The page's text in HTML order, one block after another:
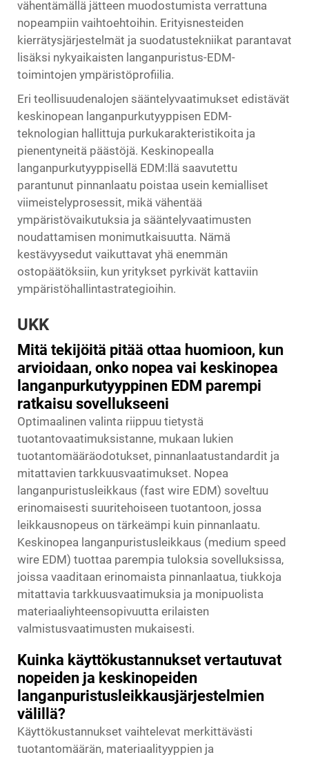
vähentämällä jätteen muodostumista verrattuna
nopeampiin vaihtoehtoihin. Erityisnesteiden
kierrätysjärjestelmät ja suodatustekniikat parantavat
lisäksi nykyaikaisten langanpuristus-EDM-
toimintojen ympäristöprofiilia.
Eri teollisuudenalojen sääntelyvaatimukset edistävät
keskinopean langanpurkutyyppisen EDM-
teknologian hallittuja purkukarakteristikoita ja
pienentyneitä päästöjä. Keskinopealla
langanpurkutyyppisellä EDM:llä saavutettu
parantunut pinnanlaatu poistaa usein kemialliset
viimeistelyprosessit, mikä vähentää
ympäristövaikutuksia ja sääntelyvaatimusten
noudattamisen monimutkaisuutta. Nämä
kestävyysedut vaikuttavat yhä enemmän
ostopäätöksiin, kun yritykset pyrkivät kattaviin
ympäristöhallintastrategioihin.
UKK
Mitä tekijöitä pitää ottaa huomioon, kun
arvioidaan, onko nopea vai keskinopea
langanpurkutyyppinen EDM parempi
ratkaisu sovellukseeni
Optimaalinen valinta riippuu tietystä
tuotantovaatimuksistanne, mukaan lukien
tuotantomääräodotukset, pinnanlaatustandardit ja
mitattavien tarkkuusvaatimukset. Nopea
langanpuristusleikkaus (fast wire EDM) soveltuu
erinomaisesti suuritehoiseen tuotantoon, jossa
leikkausnopeus on tärkeämpi kuin pinnanlaatu.
Keskinopea langanpuristusleikkaus (medium speed
wire EDM) tuottaa parempia tuloksia sovelluksissa,
joissa vaaditaan erinomaista pinnanlaatua, tiukkoja
mitattavia tarkkuusvaatimuksia ja monipuolista
materiaaliyhteensopivuutta erilaisten
valmistusvaatimusten mukaisesti.
Kuinka käyttökustannukset vertautuvat
nopeiden ja keskinopeiden
langanpuristusleikkausjärjestelmien
välillä?
Käyttökustannukset vaihtelevat merkittävästi
tuotantomäärän, materiaalityyppien ja